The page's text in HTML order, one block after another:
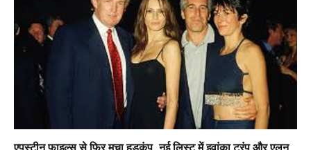
एपस्टीन फाइल्स से फिर मचा हड़कंप, नई लिस्ट में इवांका ट्रंप और एलन